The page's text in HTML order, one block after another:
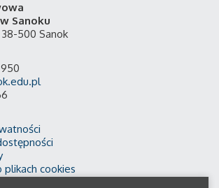
Sanoku
38-500 Sanok
plikach cookies